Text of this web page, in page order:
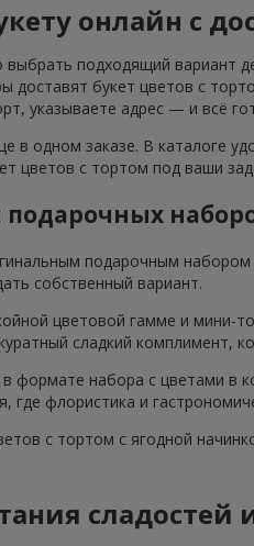
онлайн с
подходящий вариант
букет цветов с
указываете адрес — и всё
одном заказе. В каталоге
цветов с тортом под ваши
подарочным
собственный вариант.
цветовой гамме и мини-
сладкий комплимент,
набора с цветами в
флористика и
с тортом с ягодной
сладостей